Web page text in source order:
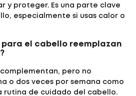
y proteger. Es una parte clave
especialmente si usas calor o
el cabello reemplazan
pero no
o dos veces por semana como
rutina de cuidado del cabello.